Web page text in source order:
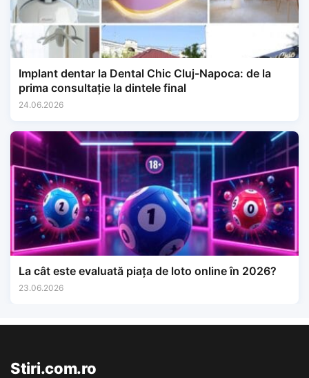
Implant dentar la Dental Chic Cluj-Napoca: de la
prima consultație la dintele final
24.06.2026
La cât este evaluată piața de loto online în 2026?
23.06.2026
Stiri.com.ro